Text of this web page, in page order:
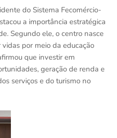
do Sistema Fecomércio-
a importância estratégica
Segundo ele, o centro nasce
por meio da educação
que investir em
geração de renda e
serviços e do turismo no